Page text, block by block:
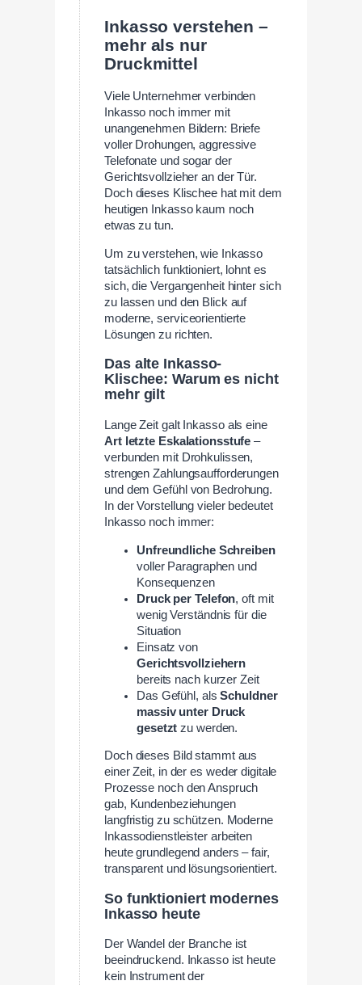
Inkasso verstehen –
mehr als nur
Druckmittel
Viele Unternehmer verbinden
Inkasso noch immer mit
unangenehmen Bildern: Briefe
voller Drohungen, aggressive
Telefonate und sogar der
Gerichtsvollzieher an der Tür.
Doch dieses Klischee hat mit dem
heutigen Inkasso kaum noch
etwas zu tun.
Um zu verstehen, wie Inkasso
tatsächlich funktioniert, lohnt es
sich, die Vergangenheit hinter sich
zu lassen und den Blick auf
moderne, serviceorientierte
Lösungen zu richten.
Das alte Inkasso-
Klischee: Warum es nicht
mehr gilt
Lange Zeit galt Inkasso als eine
Art letzte Eskalationsstufe –
verbunden mit Drohkulissen,
strengen Zahlungsaufforderungen
und dem Gefühl von Bedrohung.
In der Vorstellung vieler bedeutet
Inkasso noch immer:
Unfreundliche Schreiben
voller Paragraphen und
Konsequenzen
Druck per Telefon, oft mit
wenig Verständnis für die
Situation
Einsatz von
Gerichtsvollziehern
bereits nach kurzer Zeit
Das Gefühl, alsSchuldner
massiv unter Druck
gesetzt zu werden.
Doch dieses Bild stammt aus
einer Zeit, in der es weder digitale
Prozesse noch den Anspruch
gab, Kundenbeziehungen
langfristig zu schützen. Moderne
Inkassodienstleister arbeiten
heute grundlegend anders – fair,
transparent und lösungsorientiert.
So funktioniert modernes
Inkasso heute
Der Wandel der Branche ist
beeindruckend. Inkasso ist heute
kein Instrument der